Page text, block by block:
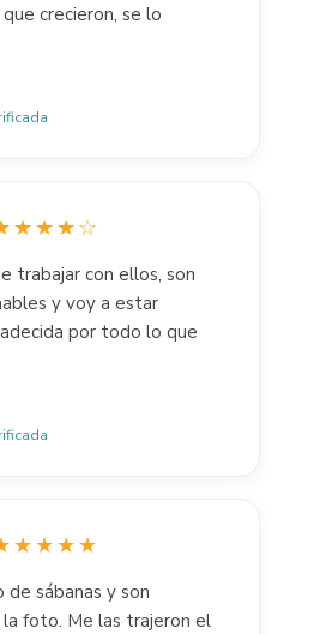
crecieron, se lo
trabajar con ellos, son
y voy a estar
por todo lo que
de sábanas y son
la foto. Me las trajeron el